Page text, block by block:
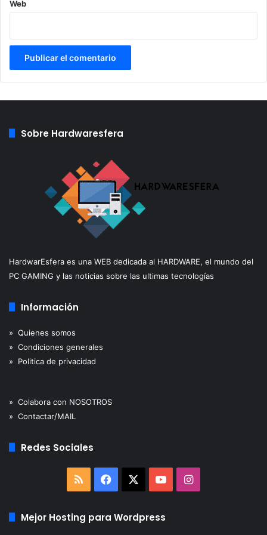
Web
Sobre Hardwaresfera
HardwarEsfera es una WEB dedicada al HARDWARE, el mundo del
PC GAMING y las noticias sobre las ultimas tecnologías
Información
» Quienes somos
» Condiciones generales
» Politica de privacidad
» Colabora con NOSOTROS
» Contactar/MAIL
Redes Sociales
RSS Facebook YouTubeInstagram
Mejor Hosting para Wordpress